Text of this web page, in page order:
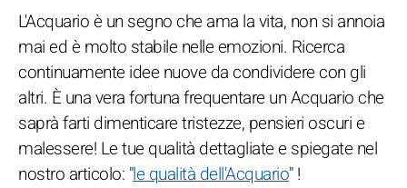
L'Acquario è un segno che ama la vita, non si annoia
mai ed è molto stabile nelle emozioni. Ricerca
continuamente idee nuove da condividere con gli
altri. È una vera fortuna frequentare un Acquario che
saprà farti dimenticare tristezze, pensieri oscuri e
malessere! Le tue qualità dettagliate e spiegate nel
nostro articolo: "le qualità dell'Acquario" !